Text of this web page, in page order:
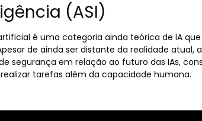
(ASI)
é uma categoria ainda teórica de IA
de ainda ser distante da realidade atual,
segurança em relação ao futuro das IAs,
tarefas além da capacidade humana.